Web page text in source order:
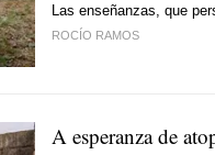
Las enseñanzas, que
ROCÍO RAMOS
A esperanza de